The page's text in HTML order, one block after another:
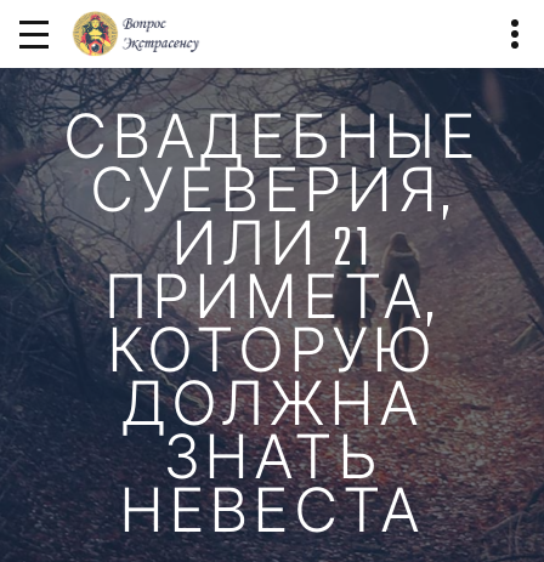
СВАДЕБНЫЕ
СУЕВЕРИЯ,
ИЛИ 21
ПРИМЕТА,
КОТОРУЮ
ДОЛЖНА
ЗНАТЬ
НЕВЕСТА